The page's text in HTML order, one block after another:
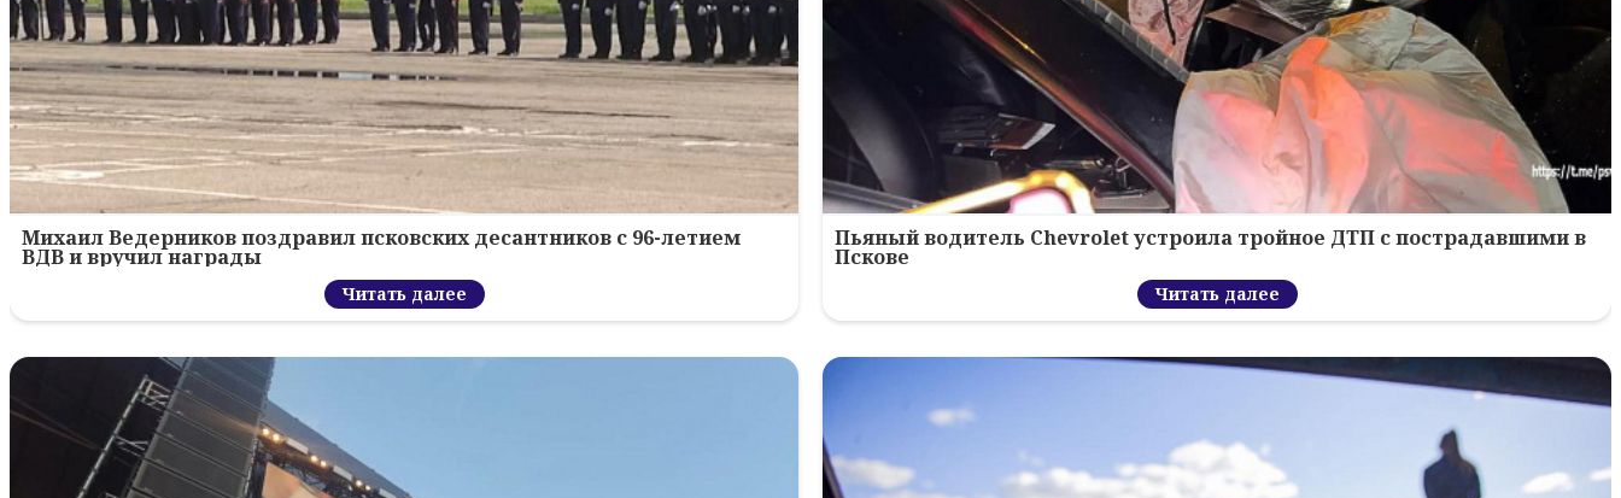
Михаил Ведерников поздравил псковских десантников с 96-летием
ВДВ и вручил награды
Читать далее
Пьяный водитель Chevrolet устроила тройное ДТП с пострадавшими в
Пскове
Читать далее